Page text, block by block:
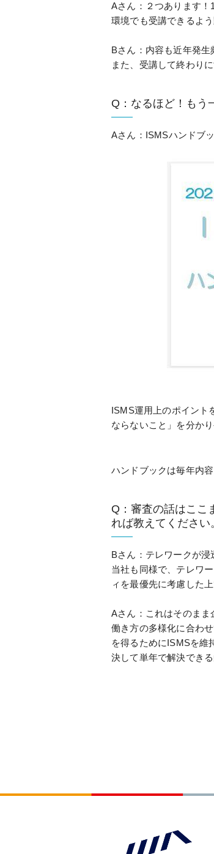
Aさん：２つあります
環境でも受講できるよ
Bさん：内容も近年発生
また、受講して終わり
Q：なるほど！もう
Aさん：ISMSハンドブ
ISMS運用上のポイント
ならないこと」を分か
ハンドブックは毎年内
Q：審査の話はここ
れば教えてください
Bさん：テレワークが浸
当社も同様で、テレワ
ィを最優先に考慮した
Aさん：これはそのまま
働き方の多様化に合わ
を得るためにISMSを維
決して単年で解決でき